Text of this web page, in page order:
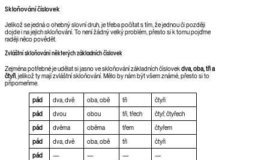
Skloňování číslovek
Jelikož se jedná o ohebný slovní druh, je třeba počítat s tím, že jednou či později
dojde i na jejich skloňování. To není žádný velký problém, přesto si k tomu pojďme
raději něco povědět.
Zvláštní skloňování některých základních číslovek
Zejména potřebné je udělat si jasno ve skloňování základních číslovekdva, oba, tři a
čtyři , jelikož ty mají zvláštní skloňování. Mělo by nám být všem známé, přesto si to
připomeňme.
pád dva, dvě oba, obě tři
čtyři
pád
dvou obou tři, třech
čtyř, čtyřech
pád
dvěma oběma třem
čtyřem
pád
dva, dvě oba, obě tři
čtyři
pád
— — —
—